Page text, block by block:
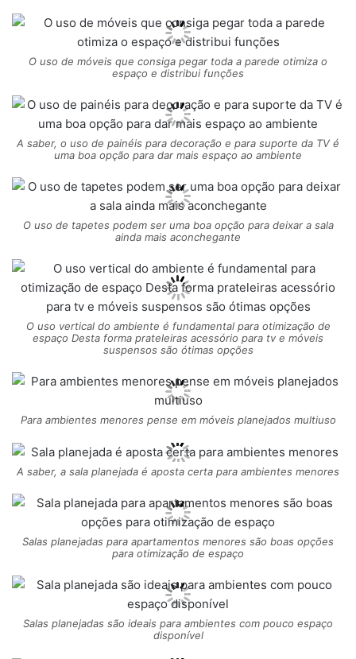
O uso de móveis que consiga pegar toda a parede otimiza o
espaço e distribui funções
A saber, o uso de painéis para decoração e para suporte da TV é
uma boa opção para dar mais espaço ao ambiente
O uso de tapetes podem ser uma boa opção para deixar a sala
ainda mais aconchegante
O uso vertical do ambiente é fundamental para otimização de
espaço Desta forma prateleiras acessório para tv e móveis
suspensos são ótimas opções
Para ambientes menores pense em móveis planejados multiuso
A saber, a sala planejada é aposta certa para ambientes menores
Salas planejadas para apartamentos menores são boas opções
para otimização de espaço
Salas planejadas são ideais para ambientes com pouco espaço
disponível